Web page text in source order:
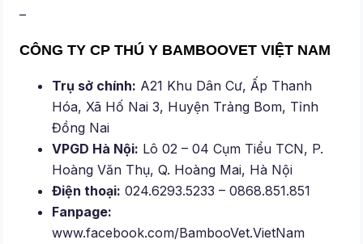
–
CÔNG TY CP THÚ Y BAMBOOVET VIỆT NAM
Trụ sở chính: A21 Khu Dân Cư, Ấp Thanh
Hóa, Xã Hố Nai 3, Huyện Trảng Bom, Tỉnh
Đồng Nai
VPGD Hà Nội: Lô 02 – 04 Cụm Tiểu TCN, P.
Hoàng Văn Thụ, Q. Hoàng Mai, Hà Nội
Điện thoại: 024.6293.5233 – 0868.851.851
Fanpage:
www.facebook.com/BambooVet.VietNam